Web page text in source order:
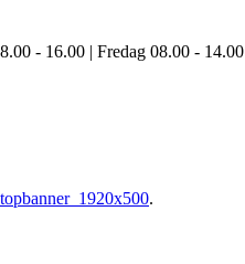
- 16.00 | Fredag 08.00 - 14.00
.